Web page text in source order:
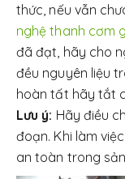
thức, nếu vẫn
nghệ thanh cơm
đã đạt, hãy cho
đều nguyên liệu
hoàn tất hãy tắt
Lưu ý: Hãy điều
đoạn. Khi làm
an toàn trong